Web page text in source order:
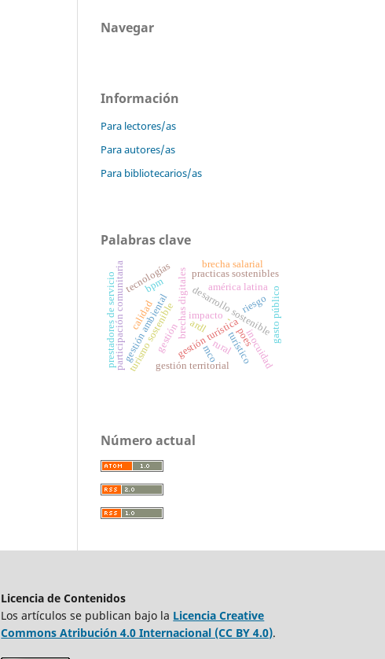
Navegar
Información
Para lectores/as
Para autores/as
Para bibliotecarios/as
Palabras clave
bpm brechas digitalesardl
turismo sostenible
participación comunitaria américa latina
desarrollo sostenible
gestión turística
gestión ambiental
gestión territorial
tecnologías
rural
practicas sostenibles
impacto
prestadores de servicio turístico
gestión mco
poesinocuidad
calidad riesgo
-
brecha salarial
gasto público
Número actual
Licencia de Contenidos
Los artículos se publican bajo la Licencia Creative
Commons Atribución 4.0 Internacional (CC BY 4.0).